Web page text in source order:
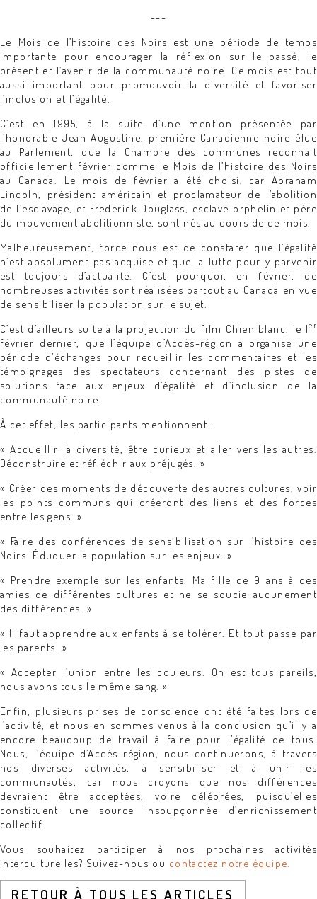
---
Le Mois de l’histoire des Noirs est une période de temps
importante pour encourager la réflexion sur le passé, le
présent et l’avenir de la communauté noire. Ce mois est tout
aussi important pour promouvoir la diversité et favoriser
l’inclusion et l’égalité.
C’est en 1995, à la suite d’une mention présentée par
l’honorable Jean Augustine, première Canadienne noire élue
au Parlement, que la Chambre des communes reconnait
officiellement février comme le Mois de l’histoire des Noirs
au Canada. Le mois de février a été choisi, car Abraham
Lincoln, président américain et proclamateur de l’abolition
de l’esclavage, et Frederick Douglass, esclave orphelin et père
du mouvement abolitionniste, sont nés au cours de ce mois.
Malheureusement, force nous est de constater que l’égalité
n’est absolument pas acquise et que la lutte pour y parvenir
est toujours d’actualité. C’est pourquoi, en février, de
nombreuses activités sont réalisées partout au Canada en vue
de sensibiliser la population sur le sujet.
C’est d’ailleurs suite à la projection du film Chien blanc, le 1er
février dernier, que l’équipe d’Accès-région a organisé une
période d’échanges pour recueillir les commentaires et les
témoignages des spectateurs concernant des pistes de
solutions face aux enjeux d’égalité et d’inclusion de la
communauté noire.
À cet effet, les participants mentionnent :
« Accueillir la diversité, être curieux et aller vers les autres.
Déconstruire et réfléchir aux préjugés. »
« Créer des moments de découverte des autres cultures, voir
les points communs qui créeront des liens et des forces
entre les gens. »
« Faire des conférences de sensibilisation sur l’histoire des
Noirs. Éduquer la population sur les enjeux. »
« Prendre exemple sur les enfants. Ma fille de 9 ans à des
amies de différentes cultures et ne se soucie aucunement
des différences. »
« Il faut apprendre aux enfants à se tolérer. Et tout passe par
les parents. »
« Accepter l’union entre les couleurs. On est tous pareils,
nous avons tous le même sang. »
Enfin, plusieurs prises de conscience ont été faites lors de
l’activité, et nous en sommes venus à la conclusion qu’il y a
encore beaucoup de travail à faire pour l’égalité de tous.
Nous, l’équipe d’Accès-région, nous continuerons, à travers
nos diverses activités, à sensibiliser et à unir les
communautés, car nous croyons que nos différences
devraient être acceptées, voire célébrées, puisqu’elles
constituent une source insoupçonnée d’enrichissement
collectif.
Vous souhaitez participer à nos prochaines activités
interculturelles? Suivez-nous ou contactez notre équipe.
RETOUR À TOUS LES ARTICLES